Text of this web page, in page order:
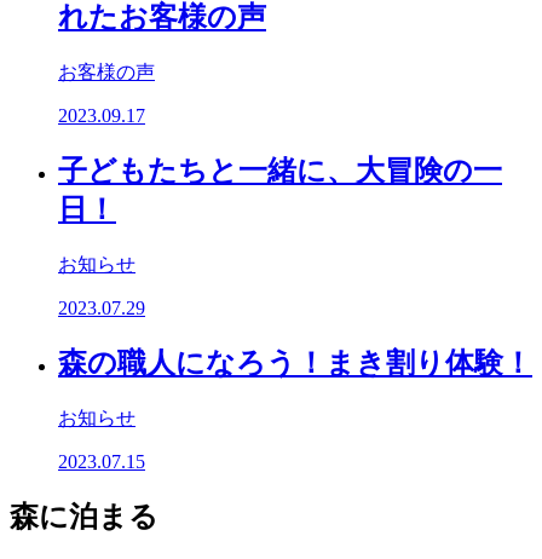
れたお客様の声
お客様の声
2023.09.17
子どもたちと一緒に、大冒険の一
日！
お知らせ
2023.07.29
森の職人になろう！まき割り体験！
お知らせ
2023.07.15
森に泊まる